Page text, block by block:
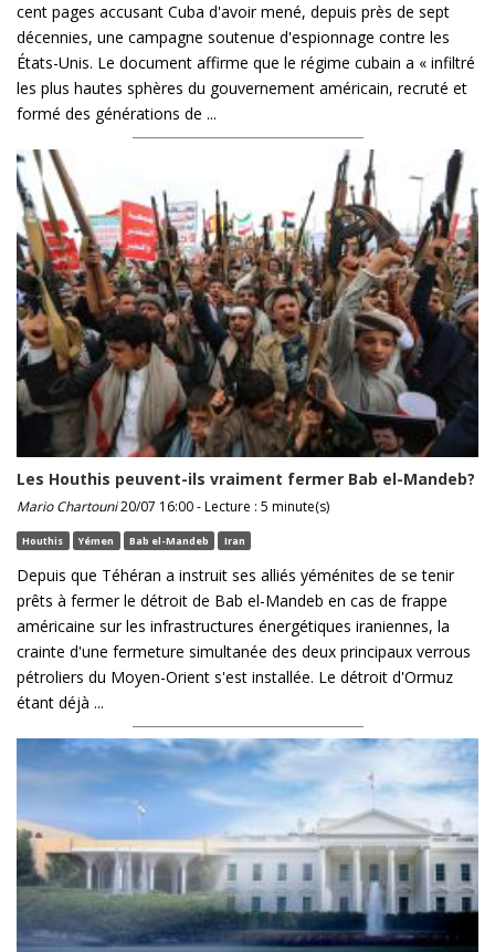
cent pages accusant Cuba d'avoir mené, depuis près de sept
décennies, une campagne soutenue d'espionnage contre les
États-Unis. Le document affirme que le régime cubain a « infiltré
les plus hautes sphères du gouvernement américain, recruté et
formé des générations de ...
Les Houthis peuvent-ils vraiment fermer Bab el-Mandeb?
Mario Chartouni20/07 16:00 - Lecture : 5 minute(s)
Houthis Yémen Bab el-Mandeb Iran
Depuis que Téhéran a instruit ses alliés yéménites de se tenir
prêts à fermer le détroit de Bab el-Mandeb en cas de frappe
américaine sur les infrastructures énergétiques iraniennes, la
crainte d'une fermeture simultanée des deux principaux verrous
pétroliers du Moyen-Orient s'est installée. Le détroit d'Ormuz
étant déjà ...